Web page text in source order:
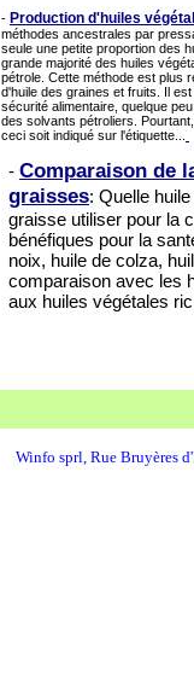
- Production d'huiles
méthodes ancestrales par
seule une petite proportion des
grande majorité des huiles
pétrole. Cette méthode est plus
d'huile des graines et fruits. Il
sécurité alimentaire, quelque
des solvants pétroliers.
ceci soit indiqué sur l'étiquette...
- Comparaison de
graisses: Quelle
graisse utiliser pour la
bénéfiques pour la
noix, huile de colza,
comparaison avec les
aux huiles végétales
Winfo sprl, Rue Bruyères